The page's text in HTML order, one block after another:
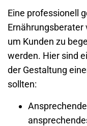
Eine professionell
Ernährungsberater
um Kunden zu
werden. Hier sind
der Gestaltung
sollten: